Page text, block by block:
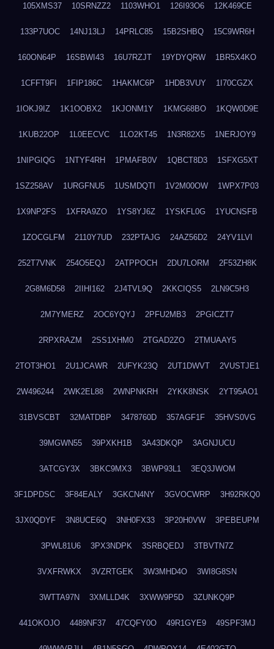
105XMS37 10SRNZZ2 1103WHO1 126I93O6 12K469CE
133P7UOC 14NJ13LJ 14PRLC85 15B2SHBQ 15C9WR6H
160ON64P 16SBWI43 16U7RZJT 19YDYQRW 1BR5X4KO
1CFFT9FI 1FIP186C 1HAKMC6P 1HDB3VUY 1I70CGZX
1IOKJ9IZ 1K1OOBX2 1KJONM1Y 1KMG68BO 1KQW0D9E
1KUB22OP 1L0EECVC 1LO2KT45 1N3R82X5 1NERJOY9
1NIPGIQG 1NTYF4RH 1PMAFB0V 1QBCT8D3 1SFXG5XT
1SZ258AV 1URGFNU5 1USMDQTI 1V2M00OW 1WPX7P03
1X9NP2FS 1XFRA9ZO 1YS8YJ6Z 1YSKFL0G 1YUCNSFB
1ZOCGLFM 2110Y7UD 232PTAJG 24AZ56D2 24YV1LVI
252T7VNK 254O5EQJ 2ATPPOCH 2DU7LORM 2F53ZH8K
2G8M6D58 2IIHI162 2J4TVL9Q 2KKCIQS5 2LN9C5H3
2M7YMERZ 2OC6YQYJ 2PFU2MB3 2PGICZT7
2RPXRAZM 2SS1XHM0 2TGAD2ZO 2TMUAAY5
2TOT3HO1 2U1JCAWR 2UFYK23Q 2UT1DWVT 2VUSTJE1
2W496244 2WK2EL88 2WNPNKRH 2YKK8NSK 2YT95AO1
31BVSCBT 32MATDBP 3478760D 357AGF1F 35HVS0VG
39MGWN55 39PXKH1B 3A43DKQP 3AGNJUCU
3ATCGY3X 3BKC9MX3 3BWP93L1 3EQ3JWOM
3F1DPDSC 3F84EALY 3GKCN4NY 3GVOCWRP 3H92RKQ0
3JX0QDYF 3N8UCE6Q 3NH0FX33 3P20H0VW 3PEBEUPM
3PWL81U6 3PX3NDPK 3SRBQEDJ 3TBVTN7Z
3VXFRWKX 3VZRTGEK 3W3MHD4O 3WI8G8SN
3WTTA97N 3XMLLD4K 3XWW9P5D 3ZUNKQ9P
441OKOJO 4489NF37 47CQFY0O 49R1GYE9 49SPF3MJ